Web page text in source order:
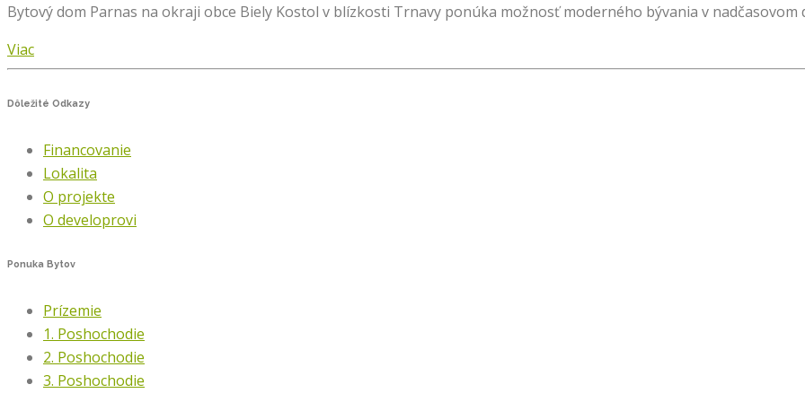
Bytový dom Parnas na okraji obce Biely Kostol v blízkosti Trnavy ponúka možnosť moderného bývania v nadčasovom
Viac
Dôležité Odkazy
Financovanie
Lokalita
O projekte
O developrovi
Ponuka Bytov
Prízemie
1. Poshochodie
2. Poshochodie
3. Poshochodie